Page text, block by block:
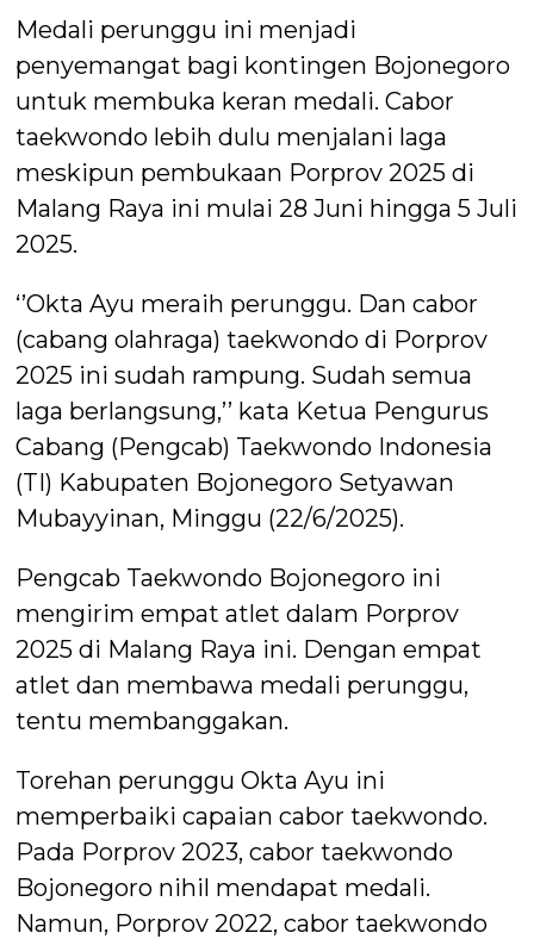
Medali perunggu ini menjadi
penyemangat bagi kontingen Bojonegoro
untuk membuka keran medali. Cabor
taekwondo lebih dulu menjalani laga
meskipun pembukaan Porprov 2025 di
Malang Raya ini mulai 28 Juni hingga 5 Juli
2025.
‘’Okta Ayu meraih perunggu. Dan cabor
(cabang olahraga) taekwondo di Porprov
2025 ini sudah rampung. Sudah semua
laga berlangsung,’’ kata Ketua Pengurus
Cabang (Pengcab) Taekwondo Indonesia
(TI) Kabupaten Bojonegoro Setyawan
Mubayyinan, Minggu (22/6/2025).
Pengcab Taekwondo Bojonegoro ini
mengirim empat atlet dalam Porprov
2025 di Malang Raya ini. Dengan empat
atlet dan membawa medali perunggu,
tentu membanggakan.
Torehan perunggu Okta Ayu ini
memperbaiki capaian cabor taekwondo.
Pada Porprov 2023, cabor taekwondo
Bojonegoro nihil mendapat medali.
Namun, Porprov 2022, cabor taekwondo